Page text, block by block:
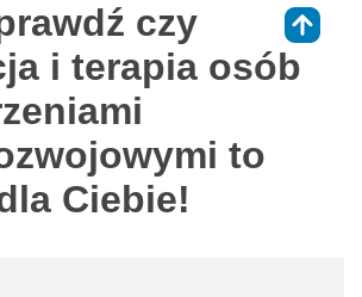
czy
i terapia osób
to
Ciebie!